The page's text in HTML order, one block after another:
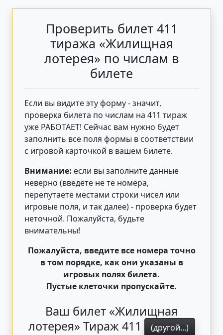
Проверить билет 411
тиража «Жилищная
лотерея» по числам в
билете
Если вы видите эту форму - значит,
проверка билета по числам на 411 тираж
уже РАБОТАЕТ! Сейчас вам нужно будет
заполнить все поля формы в соответствии
с игровой карточкой в вашем билете.
Внимание: если вы заполните данные
неверно (введёте не те номера,
перепутаете местами строки чисел или
игровые поля, и так далее) - проверка будет
неточной. Пожалуйста, будьте
внимательны!
Пожалуйста, введите все номера точно
в том порядке, как они указаны в
игровых полях билета.
Пустые клеточки пропускайте.
Ваш билет «Жилищная
лотерея» Тираж 411
(другой...)